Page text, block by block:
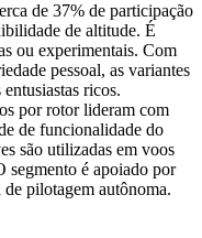
de 37% de participação
de altitude. É
ou experimentais. Com
pessoal, as variantes
ricos.
por rotor lideram com
de funcionalidade do
são utilizadas em voos
segmento é apoiado por
pilotagem autônoma.